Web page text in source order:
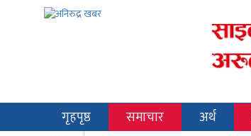
गृहपृष्ठ समाचार अर्थ